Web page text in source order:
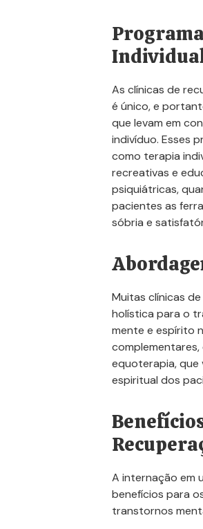
As clínicas de
é único, e
que levam em
indivíduo. Esses
como terapia
recreativas e
psiquiátricas,
pacientes as
sóbria e
Muitas clínicas
holística para o
mente e espírito
equoterapia, que
espiritual dos
A internação em
benefícios para
transtornos